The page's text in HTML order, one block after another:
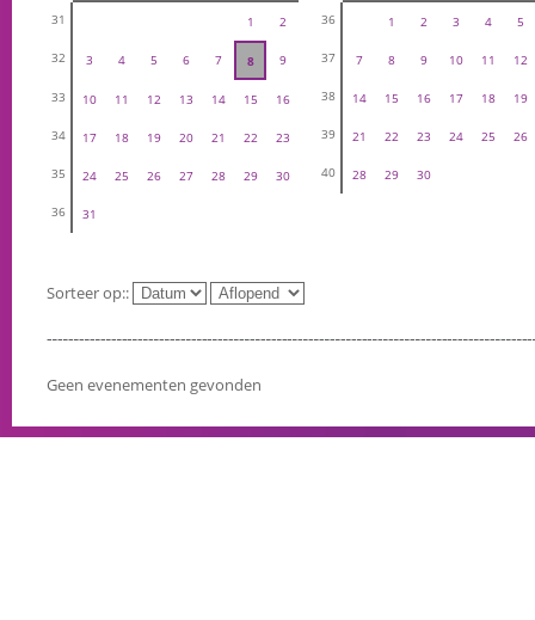
31
1 2
32 3 4 5 6 7 8 9
33 10 11 12 13 14 15 16
34 17 18 19 20 21 22 23
35 24 25 26 27 28 29 30
36 31
36
1 2 3 4 5
37 7 8 9 10 11 12
38 14 15 16 17 18 19
39 21 22 23 24 25 26
40 28 29 30
Sorteer op::
Geen evenementen gevonden